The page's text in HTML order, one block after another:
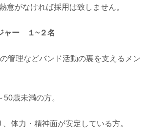
意がなければ採用は致しません。
ャー １~２名
管理などバンド活動の裏を支えるメン
50歳未満の方。
体力・精神面が安定している方。